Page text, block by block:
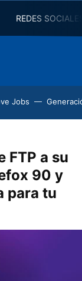
REDES
Jobs
FTP a su
90 y
para tu